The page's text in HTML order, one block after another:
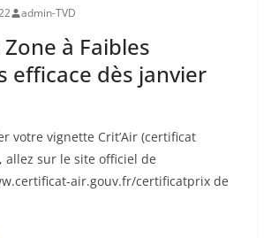
admin-TVD
à Faibles
efficace dès janvier
votre vignette Crit’Air (certificat
allez sur le site officiel de
air.gouv.fr/certificatprix de